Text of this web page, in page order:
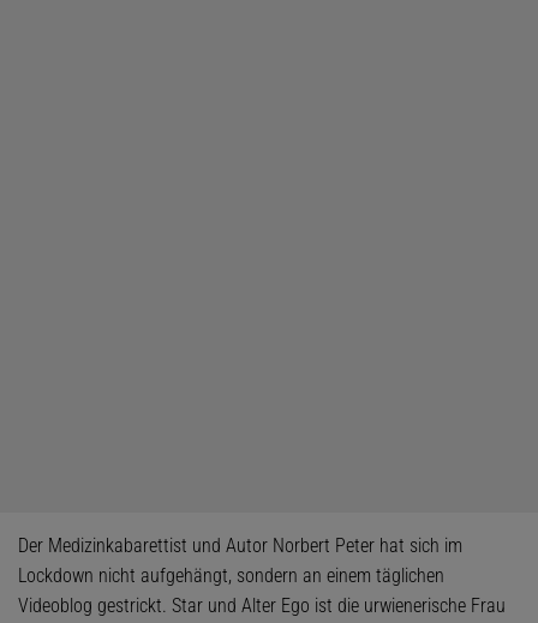
Der Medizinkabarettist und Autor Norbert Peter hat sich im
Lockdown nicht aufgehängt, sondern an einem täglichen
Videoblog gestrickt. Star und Alter Ego ist die urwienerische Frau